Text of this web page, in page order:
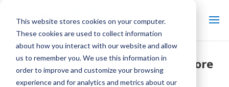
This website stores cookies on your computer.
These cookies are used to collect information
about how you interact with our website and allow
us to remember you. We use this information in
order to improve and customize your browsing
experience and for analytics and metrics about our
Marley Insight – Pacchetto motore
VFD